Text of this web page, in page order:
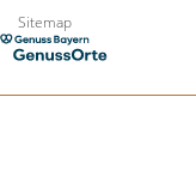
Zum
Inhalt
Sitemap